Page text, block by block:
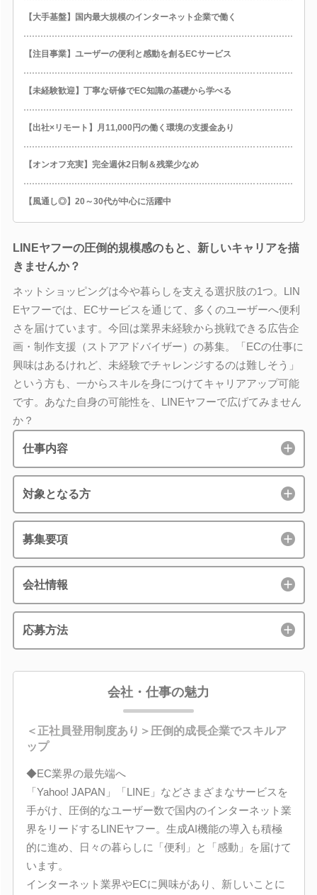
【大手基盤】国内最大規模のインターネット企業で働く
【注目事業】ユーザーの便利と感動を創るECサービス
【未経験歓迎】丁寧な研修でEC知識の基礎から学べる
【出社×リモート】月11,000円の働く環境の支援金あり
【オンオフ充実】完全週休2日制＆残業少なめ
【風通し◎】20～30代が中心に活躍中
LINEヤフーの圧倒的規模感のもと、新しいキャリアを描
きませんか？
ネットショッピングは今や暮らしを支える選択肢の1つ。LIN
Eヤフーでは、ECサービスを通じて、多くのユーザーへ便利
さを届けています。今回は業界未経験から挑戦できる広告企
画・制作支援（ストアアドバイザー）の募集。「ECの仕事に
興味はあるけれど、未経験でチャレンジするのは難しそう」
という方も、一からスキルを身につけてキャリアアップ可能
です。あなた自身の可能性を、LINEヤフーで広げてみません
か？
仕事内容
対象となる方
募集要項
会社情報
応募方法
会社・仕事の魅力
＜正社員登用制度あり＞圧倒的成長企業でスキルア
ップ
◆EC業界の最先端へ
「Yahoo! JAPAN」「LINE」などさまざまなサービスを
手がけ、圧倒的なユーザー数で国内のインターネット業
界をリードするLINEヤフー。生成AI機能の導入も積極
的に進め、日々の暮らしに「便利」と「感動」を届けて
います。
インターネット業界やECに興味があり、新しいことに